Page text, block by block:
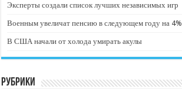
Эксперты создали список лучших независимых игр
Военным увеличат пенсию в следующем году на 4%
В США начали от холода умирать акулы
Рубрики